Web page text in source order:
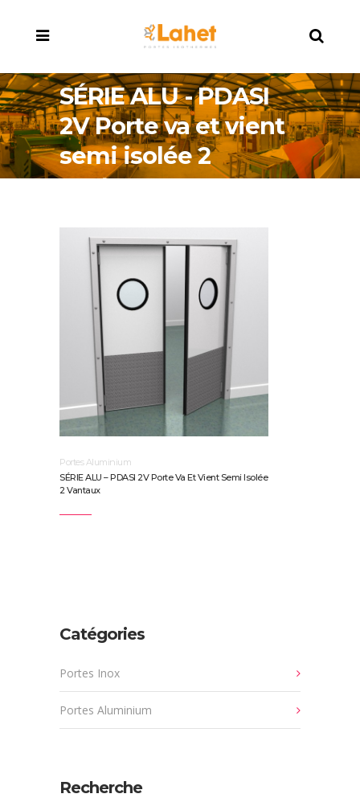
SÉRIE ALU - PDASI
2V Porte va et vient
semi isolée 2
vantaux
Portes Aluminium
SÉRIE ALU – PDASI 2V Porte Va Et Vient Semi Isolée
2 Vantaux
Catégories
Portes Inox
Portes Aluminium
Recherche